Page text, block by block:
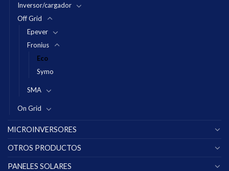
Inversor/cargador
Off Grid
Epever
Fronius
Eco
Symo
SMA
On Grid
MICROINVERSORES
OTROS PRODUCTOS
PANELES SOLARES